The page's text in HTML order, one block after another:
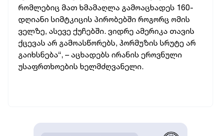
რომლებიც მათ ხმამაღლა გამოაცხადეს 160-
დღიანი სიმტკიცის პირობებში როგორც ომის
ველზე, ასევე ქუჩებში. ვიდრე ამერიკა თავის
ქცევას არ გამოასწორებს, ჰორმუზის სრუტე არ
გაიხსნება“, – აცხადებს ირანის ეროვნული
უსაფრთხოების ხელმძღვანელი.